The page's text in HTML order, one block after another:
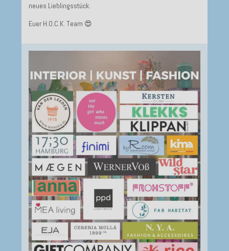
neues Lieblingsstück.
Euer H.O.C.K. Team 😍